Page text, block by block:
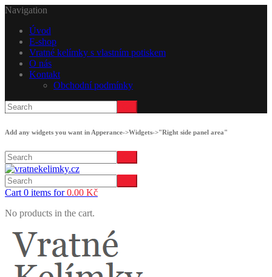
Navigation
Úvod
E-shop
Vratné kelímky s vlastním potiskem
O nás
Kontakt
Obchodní podmínky
Add any widgets you want in Apperance->Widgets->"Right side panel area"
Cart 0 items for0.00 Kč
No products in the cart.